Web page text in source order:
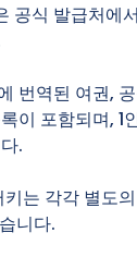
공식 발급처에
번역된 여권,
이 포함되며, 1
.
는 각각 별도
니다.